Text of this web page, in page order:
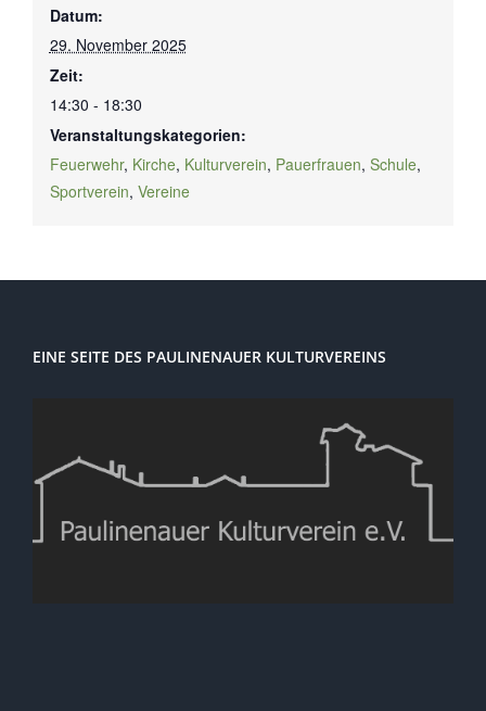
Datum:
29. November 2025
Zeit:
14:30 - 18:30
Veranstaltungskategorien:
Feuerwehr, Kirche, Kulturverein, Pauerfrauen, Schule,
Sportverein, Vereine
EINE SEITE DES PAULINENAUER KULTURVEREINS